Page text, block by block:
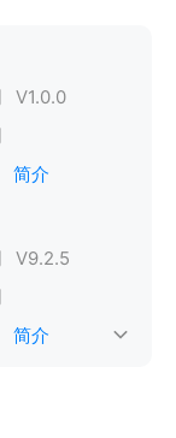
V1.0.0
简介
V9.2.5
简介